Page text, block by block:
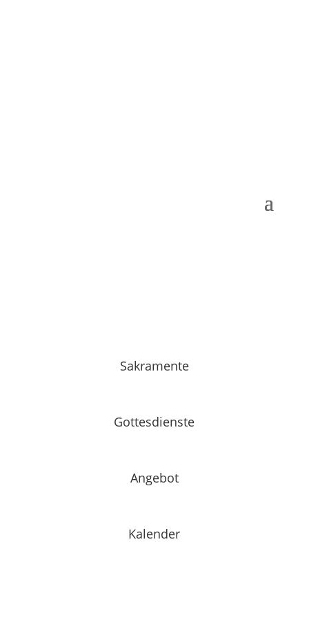
Sakramente
Gottesdienste
Angebot
Kalender